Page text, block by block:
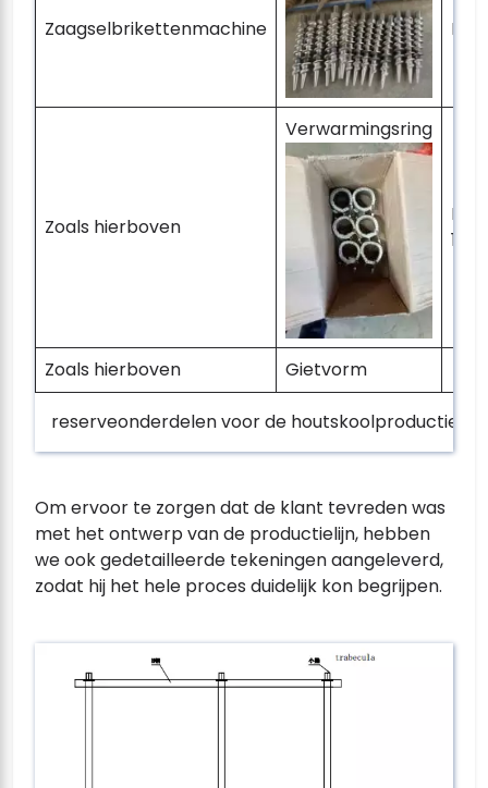
Zaagselbrikettenmachine
Zoals hierboven
Verwarmingsring
1
Zoals hierboven Gietvorm
reserveonderdelen voor de houtskoolproductielijn
Om ervoor te zorgen dat de klant tevreden was
met het ontwerp van de productielijn, hebben
we ook gedetailleerde tekeningen aangeleverd,
zodat hij het hele proces duidelijk kon begrijpen.